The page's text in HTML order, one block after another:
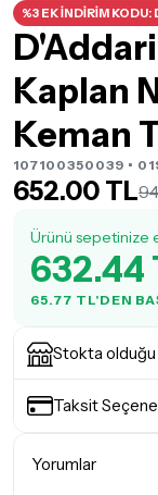
%3 EK İNDİRİM KODU:
Kaplan
Keman
107100350039 •
652.00 TL
Ürünü sepetinize
632.44
65.77 TL'DEN
Stokta
Taksit
Yorumlar